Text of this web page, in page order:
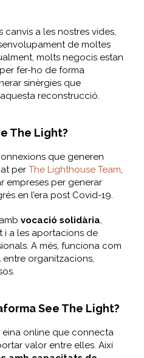
a les nostres vides,
de moltes
molts negocis estan
fer-ho de forma
sinèrgies que
reconstrucció.
The Light?
que generen
per The Lighthouse Team,
empreses per generar
en l’era post Covid-19.
vocació solidària,
i a les aportacions de
A més, funciona com
entre organitzacions,
See The Light?
online que connecta
valor entre elles. Així